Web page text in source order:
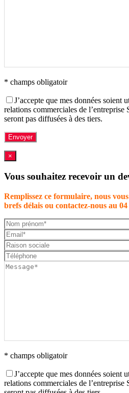
* champs obligatoir
J’accepte que mes données soient
relations commerciales de
seront pas diffusées à des tiers.
×
Vous souhaitez recevoir un
Remplissez ce formulaire, nous
brefs délais ou contactez-nous au 04
* champs obligatoir
J’accepte que mes données soient
relations commerciales de